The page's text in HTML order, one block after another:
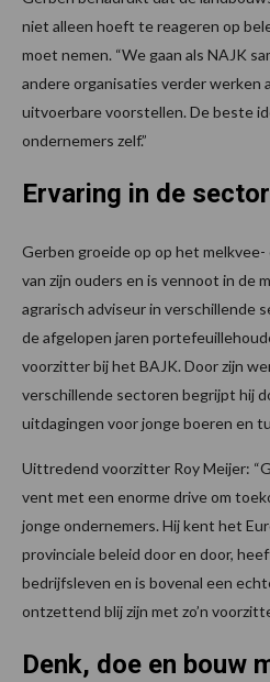
niet alleen hoeft te reageren op
moet nemen. “We gaan als NAJK
andere organisaties verder werken
uitvoerbare voorstellen. De beste
ondernemers zelf.”
Ervaring in de
Gerben groeide op op het
van zijn ouders en is vennoot in de
agrarisch adviseur in verschillende
de afgelopen jaren
voorzitter bij het BAJK. Door zijn
verschillende sectoren begrijpt hij
uitdagingen voor jonge boeren en
Uittredend voorzitter Roy Meijer:
vent met een enorme drive om
jonge ondernemers. Hij kent het
provinciale beleid door en door,
bedrijfsleven en is bovenal een
ontzettend blij zijn met zo’n
Denk, doe en bouw